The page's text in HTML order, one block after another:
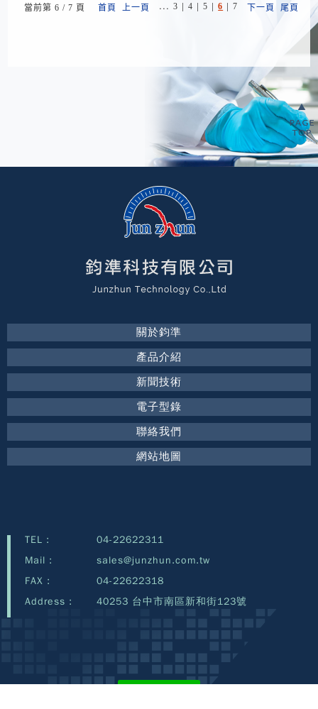
當前第 6 / 7 頁 首頁 上一頁 ...3 |4 |5 |6 |7 下一頁 尾頁
關於鈞準
產品介紹
新聞技術
電子型錄
聯絡我們
網站地圖
TEL :
04-22622311
Mail :
sales@junzhun.com.tw
FAX :
04-22622318
Address :
40253 台中市南區新和街123號